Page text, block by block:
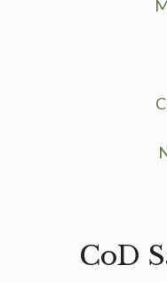
CoD